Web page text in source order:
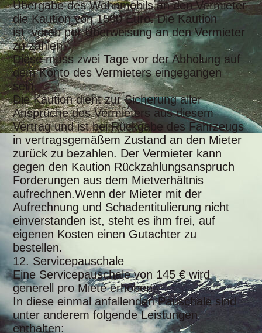
Übergabe des Wohnmobils an den Vermieter
die Kaution von 1500 Euro. Die Kaution
ist vorab per Überweisung an den Vermieter
zu zahlen.
Diese muss zwei Tage vor der Abholung auf
dem Konto des Vermieters eingegangen
sein.
Die Kaution dient zur Sicherung aller
Ansprüche des Vermieters aus diesem
Vertrag und ist bei Rückgabe des Fahrzeugs
in vertragsgemäßem Zustand an den Mieter
zurück zu bezahlen. Der Vermieter kann
gegen den Kaution Rückzahlungsanspruch
Forderungen aus dem Mietverhältnis
aufrechnen.Wenn der Mieter mit der
Aufrechnung und Schadentitulierung nicht
einverstanden ist, steht es ihm frei, auf
eigenen Kosten einen Gutachter zu
bestellen.
12. Servicepauschale
Eine Servicepauschale von 145 € wird
generell pro Miete erhoben.
In diese einmal anfallenden Pauschale sind
unter anderem folgende Leistungen
enthalten: